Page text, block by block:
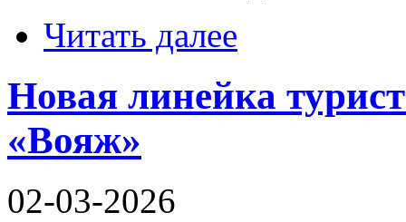
Читать далее
Новая линейка
«Вояж»
02-03-2026